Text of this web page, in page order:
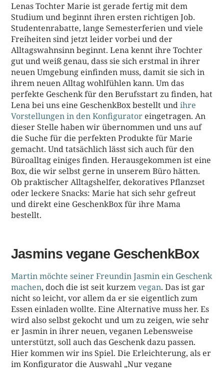
Lenas Tochter Marie ist gerade fertig mit dem
Studium und beginnt ihren ersten richtigen Job.
Studentenrabatte, lange Semesterferien und viele
Freiheiten sind jetzt leider vorbei und der
Alltagswahnsinn beginnt. Lena kennt ihre Tochter
gut und weiß genau, dass sie sich erstmal in ihrer
neuen Umgebung einfinden muss, damit sie sich in
ihrem neuen Alltag wohlfühlen kann. Um das
perfekte Geschenk für den Berufsstart zu finden, hat
Lena bei uns eine GeschenkBox bestellt undihre
Vorstellungen in den Konfigurator eingetragen. An
dieser Stelle haben wir übernommen und uns auf
die Suche für die perfekten Produkte für Marie
gemacht. Und tatsächlich lässt sich auch für den
Büroalltag einiges finden. Herausgekommen ist eine
Box, die wir selbst gerne in unserem Büro hätten.
Ob praktischer Alltagshelfer, dekoratives Pflanzset
oder leckere Snacks: Marie hat sich sehr gefreut
und direkt eine GeschenkBox für ihre Mama
bestellt.
Jasmins vegane GeschenkBox
Martin möchte seiner Freundin Jasmin ein Geschenk
machen, doch die ist seit kurzemvegan. Das ist gar
nicht so leicht, vor allem da er sie eigentlich zum
Essen einladen wollte. Eine Alternative muss her. Es
wird also selbst gekocht und um zu zeigen, wie sehr
er Jasmin in ihrer neuen, veganen Lebensweise
unterstützt, soll auch das Geschenk dazu passen.
Hier kommen wir ins Spiel. Die Erleichterung, als er
im Konfigurator die Auswahl „Nur vegane